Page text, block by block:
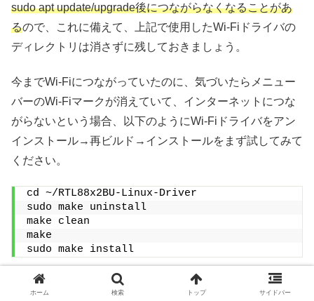
sudo apt update/upgrade後につながらなくなることがあ
るので、これに備えて、上記で使用したWi-Fiドライバの
ディレクトリは消さずに残しておきましょう。
今までWi-Fiにつながっていたのに、気づいたらメニュー
バーのWi-Fiマークが消えていて、インターネットにつな
がらないという場合、以下のようにWi-Fiドライバをアン
インストール→再ビルド→インストールをまず試してみて
ください。
cd ~/RTL88x2BU-Linux-Driver
sudo make uninstall
make clean
make
sudo make install
再起動します。
ホーム 検索 トップ サイドバー